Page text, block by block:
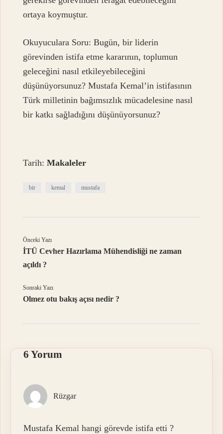
ortaya koymuştur.
Okuyuculara Soru: Bugün, bir liderin
görevinden istifa etme kararının, toplumun
geleceğini nasıl etkileyebileceğini
düşünüyorsunuz? Mustafa Kemal’in istifasının
Türk milletinin bağımsızlık mücadelesine nasıl
bir katkı sağladığını düşünüyorsunuz?
Tarih:Makaleler
bir kemal mustafa
Önceki Yazı
İTÜ Cevher Hazırlama Mühendisliği ne zaman
açıldı ?
Sonraki Yazı
Olmez otu bakış açısı nedir ?
6 Yorum
Rüzgar
Mustafa Kemal hangi görevde istifa etti ?